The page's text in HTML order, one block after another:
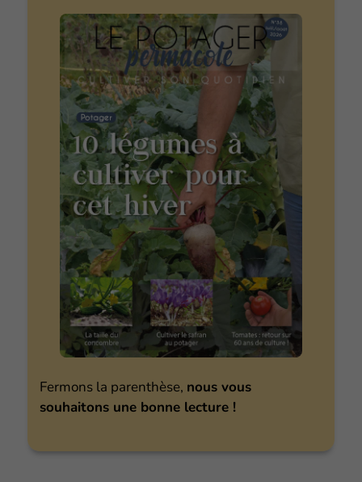
Fermons la parenthèse, nous vous
souhaitons une bonne lecture !